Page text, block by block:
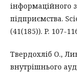
інформаційного
підприємства.
(41(185)). P. 107-
Твердохліб О.,
внутрішнього